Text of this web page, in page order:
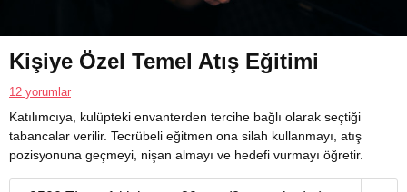
Kişiye Özel Temel Atış Eğitimi
12 yorumlar
Katılımcıya, kulüpteki envanterden tercihe bağlı olarak seçtiği
tabancalar verilir. Tecrübeli eğitmen ona silah kullanmayı, atış
pozisyonuna geçmeyi, nişan almayı ve hedefi vurmayı öğretir.